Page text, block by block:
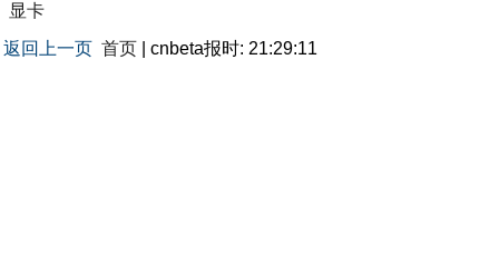
显卡
返回上一页 首页 | cnbeta报时: 21:29:11